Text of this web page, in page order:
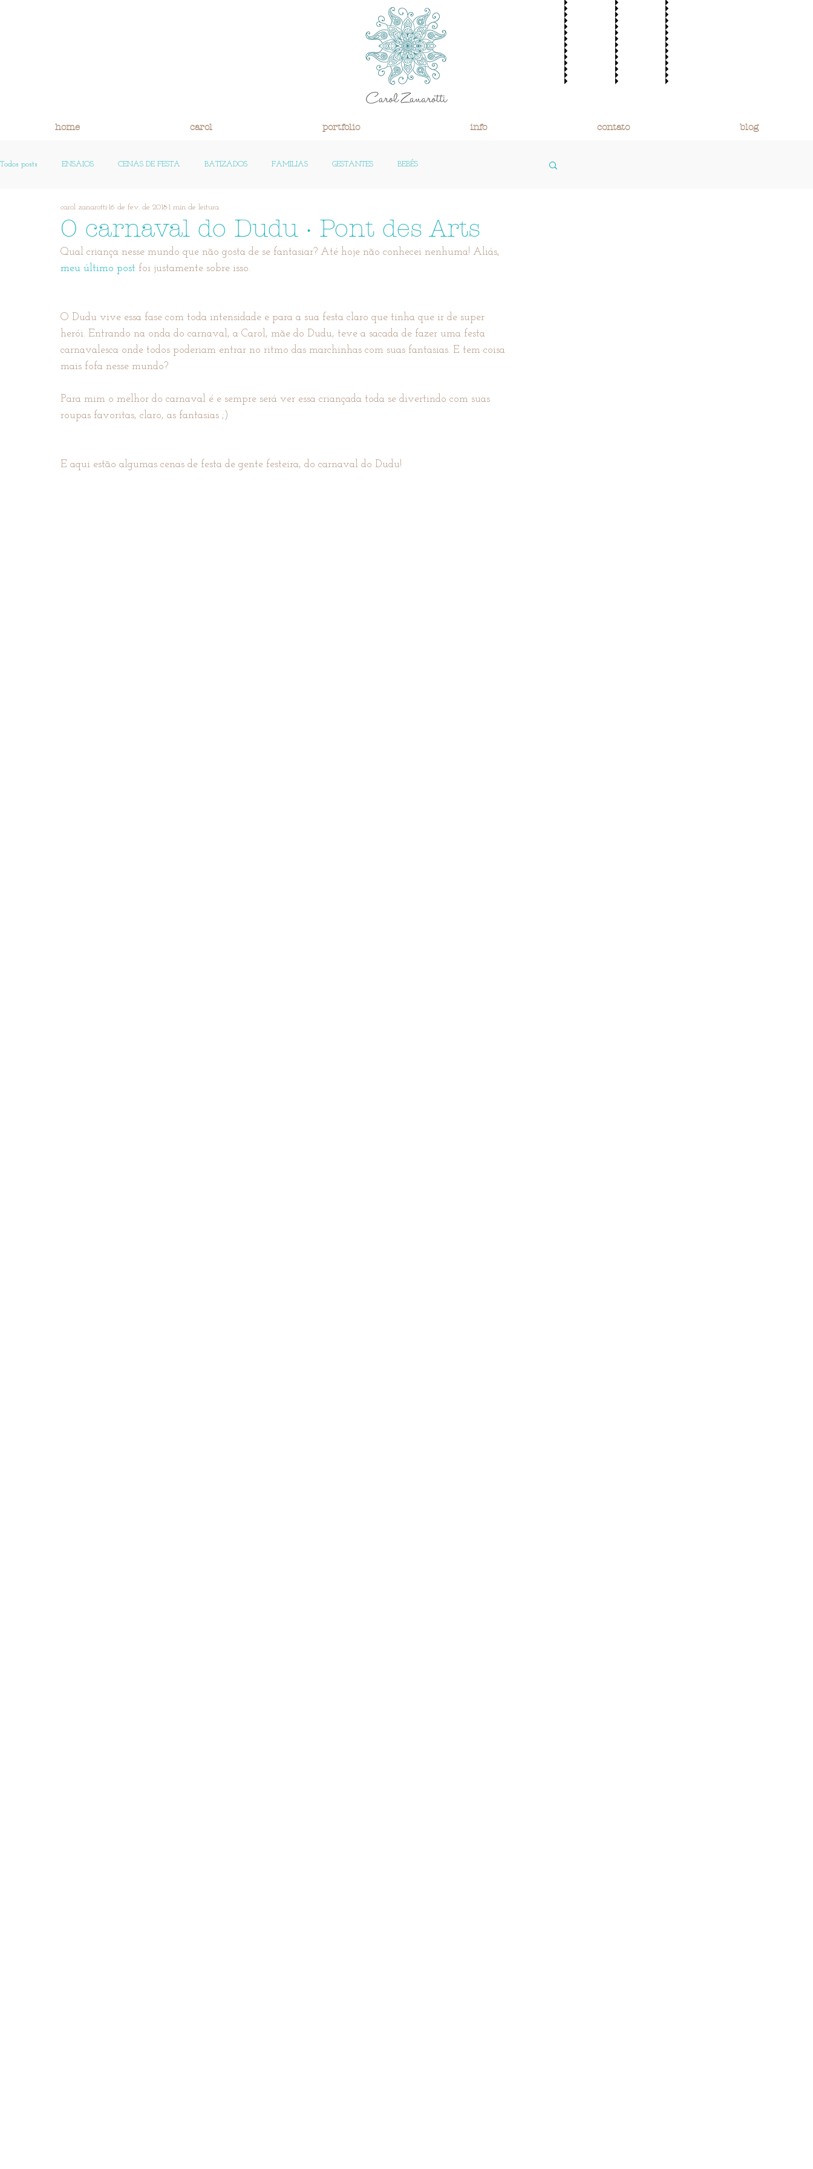
home carol portfolio info contato blog
Todos posts ENSAIOS CENAS DE FESTA BATIZADOS FAMILIAS GESTANTES BEBÊS
O carnaval do Dudu · Pont des Arts
carol zanarotti 16 de fev. de 2018 1 min de leitura
Qual criança nesse mundo que não gosta de se fantasiar? Até hoje não conhecei nenhuma! Aliás,
meu último post foi justamente sobre isso.
O Dudu vive essa fase com toda intensidade e para a sua festa claro que tinha que ir de super
herói. Entrando na onda do carnaval, a Carol, mãe do Dudu, teve a sacada de fazer uma festa
carnavalesca onde todos poderiam entrar no ritmo das marchinhas com suas fantasias. E tem coisa
mais fofa nesse mundo?
Para mim o melhor do carnaval é e sempre será ver essa criançada toda se divertindo com suas
roupas favoritas, claro, as fantasias ;)
E aqui estão algumas cenas de festa de gente festeira, do carnaval do Dudu!